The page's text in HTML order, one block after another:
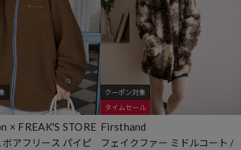
× FREAK'S STORE
ボアフリース パイピ
クーポン対象
タイムセール
Firsthand
フェイクファー ミドルコート /